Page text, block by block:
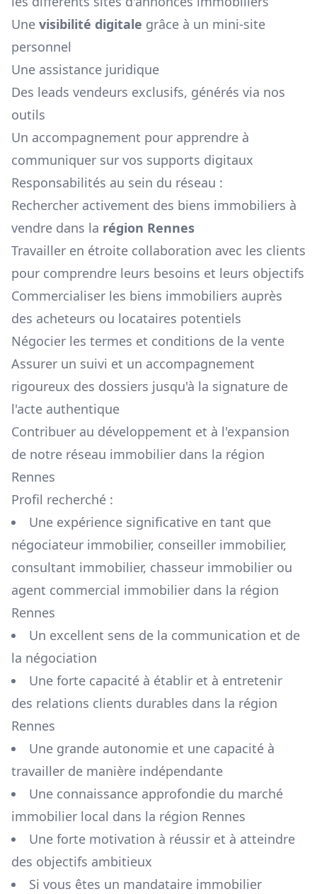
Une visibilité digitale grâce à un mini-site
personnel
Une assistance juridique
Des leads vendeurs exclusifs, générés via nos
outils
Un accompagnement pour apprendre à
communiquer sur vos supports digitaux
Responsabilités au sein du réseau :
Rechercher activement des biens immobiliers à
vendre dans la région Rennes
Travailler en étroite collaboration avec les clients
pour comprendre leurs besoins et leurs objectifs
Commercialiser les biens immobiliers auprès
des acheteurs ou locataires potentiels
Négocier les termes et conditions de la vente
Assurer un suivi et un accompagnement
rigoureux des dossiers jusqu'à la signature de
l'acte authentique
Contribuer au développement et à l'expansion
de notre réseau immobilier dans la région
Rennes
Profil recherché :
Une expérience significative en tant que
négociateur immobilier, conseiller immobilier,
consultant immobilier, chasseur immobilier ou
agent commercial immobilier dans la région
Rennes
Un excellent sens de la communication et de
la négociation
Une forte capacité à établir et à entretenir
des relations clients durables dans la région
Rennes
Une grande autonomie et une capacité à
travailler de manière indépendante
Une connaissance approfondie du marché
immobilier local dans la région Rennes
Une forte motivation à réussir et à atteindre
des objectifs ambitieux
Si vous êtes un mandataire immobilier